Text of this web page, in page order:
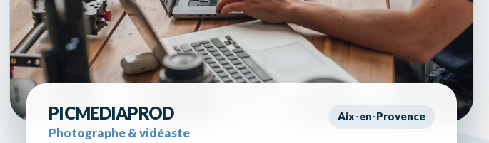
PicMediaProd prépare ses projets photo et vidéo à Aix-en-Provence, pour
PICMEDIAPROD
Photographe & vidéaste
Aix-en-Provence